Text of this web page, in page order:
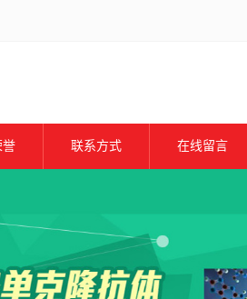
誉 联系方式 在线留言